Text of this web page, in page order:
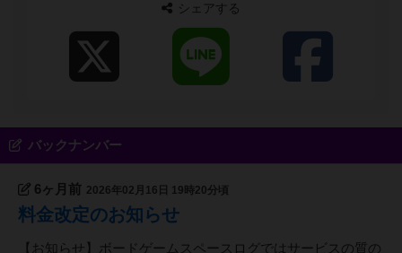
シェアする
バックナンバー
6ヶ月前 2026年02月16日 19時20分頃
料金改定のお知らせ
【お知らせ】ボードゲームスペースログではサービスの質の